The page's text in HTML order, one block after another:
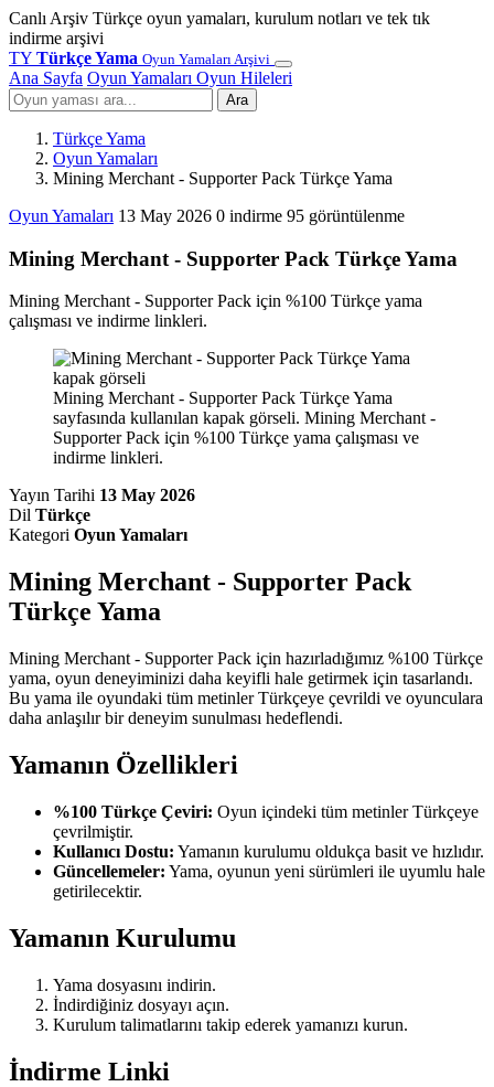
Canlı Arşiv Türkçe oyun yamaları, kurulum notları ve tek tık
indirme arşivi
TY Türkçe Yama Oyun Yamaları Arşivi
Ana Sayfa Oyun Yamaları Oyun Hileleri
Ara
Türkçe Yama
Oyun Yamaları
Mining Merchant - Supporter Pack Türkçe Yama
Oyun Yamaları 13 May 2026 0 indirme 95 görüntülenme
Mining Merchant - Supporter Pack Türkçe Yama
Mining Merchant - Supporter Pack için %100 Türkçe yama
çalışması ve indirme linkleri.
Mining Merchant - Supporter Pack Türkçe Yama
sayfasında kullanılan kapak görseli. Mining Merchant -
Supporter Pack için %100 Türkçe yama çalışması ve
indirme linkleri.
Yayın Tarihi 13 May 2026
Dil Türkçe
Kategori Oyun Yamaları
Mining Merchant - Supporter Pack
Türkçe Yama
Mining Merchant - Supporter Pack için hazırladığımız %100 Türkçe
yama, oyun deneyiminizi daha keyifli hale getirmek için tasarlandı.
Bu yama ile oyundaki tüm metinler Türkçeye çevrildi ve oyunculara
daha anlaşılır bir deneyim sunulması hedeflendi.
Yamanın Özellikleri
%100 Türkçe Çeviri: Oyun içindeki tüm metinler Türkçeye
çevrilmiştir.
Kullanıcı Dostu: Yamanın kurulumu oldukça basit ve hızlıdır.
Güncellemeler: Yama, oyunun yeni sürümleri ile uyumlu hale
getirilecektir.
Yamanın Kurulumu
Yama dosyasını indirin.
İndirdiğiniz dosyayı açın.
Kurulum talimatlarını takip ederek yamanızı kurun.
İndirme Linki